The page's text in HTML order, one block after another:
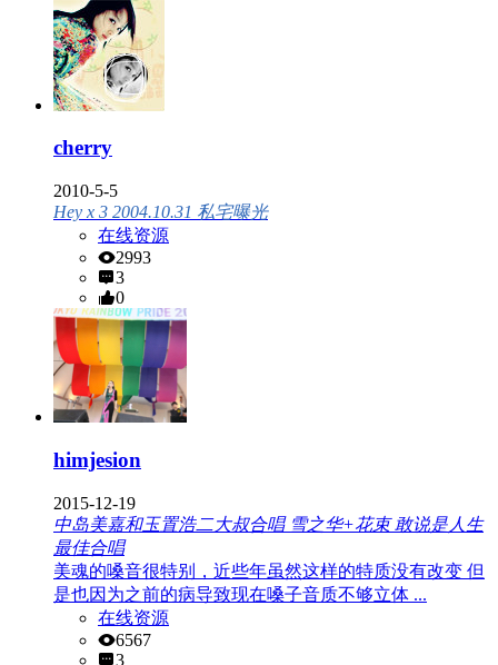
cherry
2010-5-5
Hey x 3 2004.10.31 私宅曝光
在线资源
2993
3
0
himjesion
2015-12-19
中岛美嘉和玉置浩二大叔合唱 雪之华+花束 敢说是人生
最佳合唱
美魂的嗓音很特别，近些年虽然这样的特质没有改变 但
是也因为之前的病导致现在嗓子音质不够立体 ...
在线资源
6567
3